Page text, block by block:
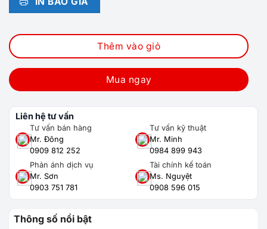
Thêm vào giỏ
Mua ngay
Liên hệ tư vấn
Tư vấn bán hàng
Mr. Đông
0909 812 252
Tư vấn kỹ thuật
Mr. Minh
0984 899 943
Phản ánh dịch vụ
Mr. Sơn
0903 751 781
Tài chính kế toán
Ms. Nguyệt
0908 596 015
Thông số nổi bật